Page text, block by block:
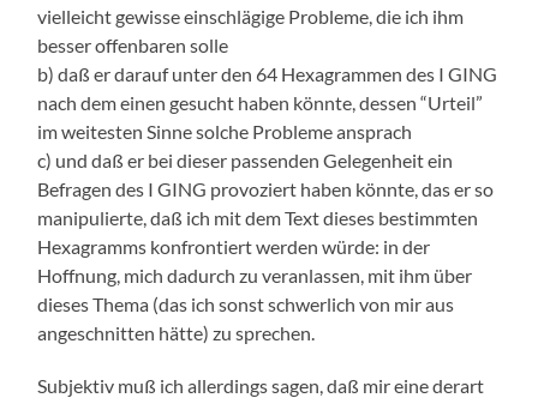
vielleicht gewisse einschlägige Probleme, die ich ihm
besser offenbaren solle
b) daß er darauf unter den 64 Hexagrammen des I GING
nach dem einen gesucht haben könnte, dessen “Urteil”
im weitesten Sinne solche Probleme ansprach
c) und daß er bei dieser passenden Gelegenheit ein
Befragen des I GING provoziert haben könnte, das er so
manipulierte, daß ich mit dem Text dieses bestimmten
Hexagramms konfrontiert werden würde: in der
Hoffnung, mich dadurch zu veranlassen, mit ihm über
dieses Thema (das ich sonst schwerlich von mir aus
angeschnitten hätte) zu sprechen.
Subjektiv muß ich allerdings sagen, daß mir eine derart